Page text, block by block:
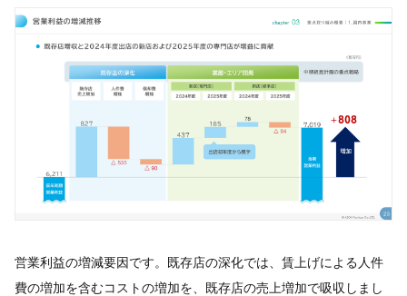
営業利益の増減要因です。既存店の深化では、賃上げによる人件
費の増加を含むコストの増加を、既存店の売上増加で吸収しまし